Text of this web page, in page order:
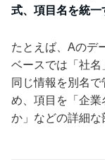
式、項目名を統一
たとえば、Aのデ
ベースでは「社名
同じ情報を別名
め、項目を「企
か」などの詳細な